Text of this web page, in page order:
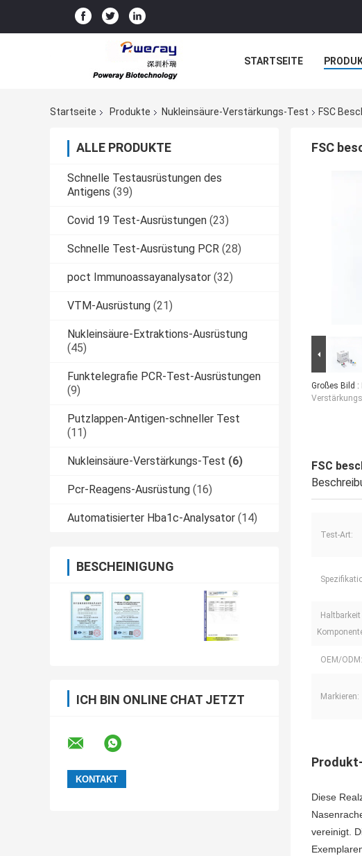
STARTSEITE
Startseite Produkte Nukleinsäure-Verstärkungs-Test FSC
ALLE PRODUKTE
Schnelle Testausrüstungen des
Antigens (39)
Covid 19 Test-Ausrüstungen (23)
Schnelle Test-Ausrüstung PCR (28)
poct Immunoassayanalysator (32)
VTM-Ausrüstung (21)
Nukleinsäure-Extraktions-Ausrüstung
(45)
Funktelegrafie PCR-Test-Ausrüstungen
(9)
Putzlappen-Antigen-schneller Test
(11)
Nukleinsäure-Verstärkungs-Test (6)
Pcr-Reagens-Ausrüstung (16)
Automatisierter Hba1c-Analysator (14)
BESCHEINIGUNG
ICH BIN ONLINE CHAT JETZT
FSC
Großes Bild :
FSC
Test-Art:
OEM/ODM:
Markieren:
Diese
vereinigt.